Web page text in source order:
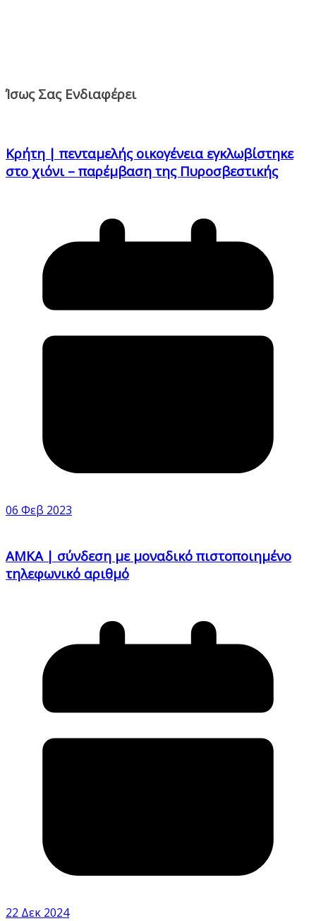
Ίσως Σας Ενδιαφέρει
Κρήτη | πενταμελής οικογένεια εγκλωβίστηκε
στο χιόνι – παρέμβαση της Πυροσβεστικής
06 Φεβ 2023
ΑΜΚΑ | σύνδεση με μοναδικό πιστοποιημένο
τηλεφωνικό αριθμό
22 Δεκ 2024